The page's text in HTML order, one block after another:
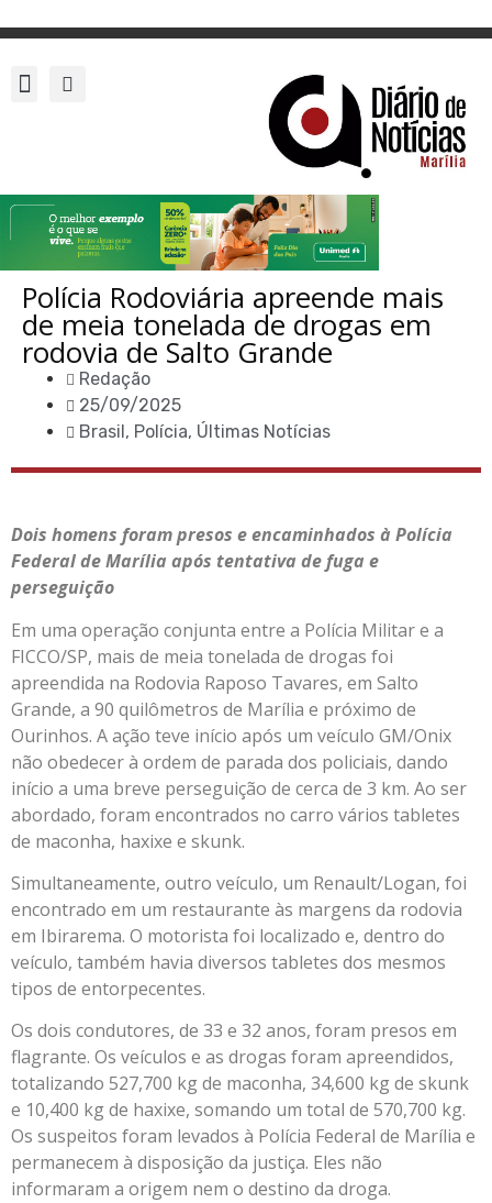
Polícia Rodoviária apreende mais
de meia tonelada de drogas em
rodovia de Salto Grande
Redação
25/09/2025
Brasil, Polícia, Últimas Notícias
Dois homens foram presos e encaminhados à Polícia
Federal de Marília após tentativa de fuga e
perseguição
Em uma operação conjunta entre a Polícia Militar e a
FICCO/SP, mais de meia tonelada de drogas foi
apreendida na Rodovia Raposo Tavares, em Salto
Grande, a 90 quilômetros de Marília e próximo de
Ourinhos. A ação teve início após um veículo GM/Onix
não obedecer à ordem de parada dos policiais, dando
início a uma breve perseguição de cerca de 3 km. Ao ser
abordado, foram encontrados no carro vários tabletes
de maconha, haxixe e skunk.
Simultaneamente, outro veículo, um Renault/Logan, foi
encontrado em um restaurante às margens da rodovia
em Ibirarema. O motorista foi localizado e, dentro do
veículo, também havia diversos tabletes dos mesmos
tipos de entorpecentes.
Os dois condutores, de 33 e 32 anos, foram presos em
flagrante. Os veículos e as drogas foram apreendidos,
totalizando 527,700 kg de maconha, 34,600 kg de skunk
e 10,400 kg de haxixe, somando um total de 570,700 kg.
Os suspeitos foram levados à Polícia Federal de Marília e
permanecem à disposição da justiça. Eles não
informaram a origem nem o destino da droga.